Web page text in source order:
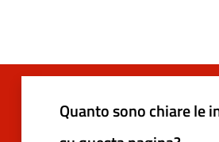
Quanto sono chiare le